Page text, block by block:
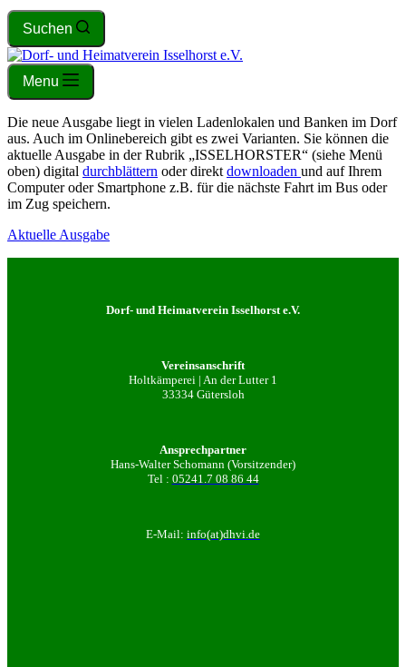
Suchen
Menu
Die neue Ausgabe liegt in vielen Ladenlokalen und Banken im Dorf
aus. Auch im Onlinebereich gibt es zwei Varianten. Sie können die
aktuelle Ausgabe in der Rubrik „ISSELHORSTER“ (siehe Menü
oben) digital durchblättern oder direkt downloaden und auf Ihrem
Computer oder Smartphone z.B. für die nächste Fahrt im Bus oder
im Zug speichern.
Aktuelle Ausgabe
Dorf- und Heimatverein Isselhorst e.V.
Vereinsanschrift
Holtkämperei | An der Lutter 1
33334 Gütersloh
Ansprechpartner
Hans-Walter Schomann (Vorsitzender)
Tel : 05241.7 08 86 44
E-Mail: info(at)dhvi.de